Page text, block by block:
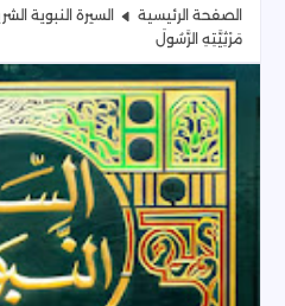
الصفحة الرئيسية السيرة النبوية
مَرْثِيَّتِهِ الرَّسُولَ